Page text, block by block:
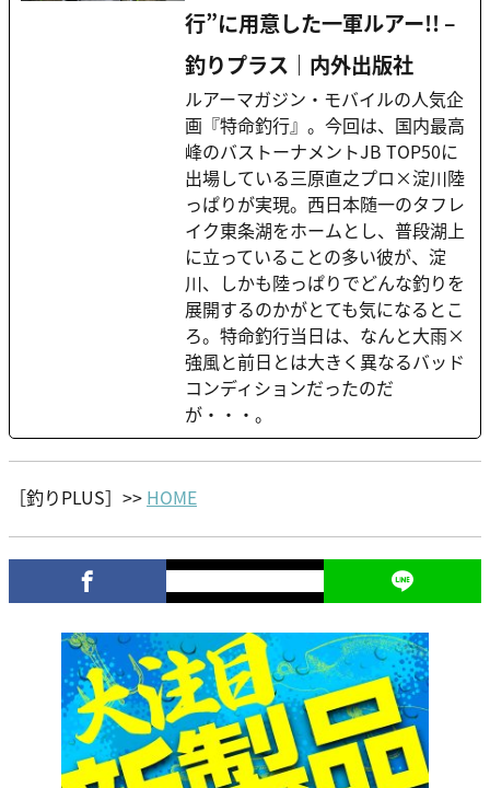
行”に用意した一軍ルアー!! –
釣りプラス｜内外出版社
ルアーマガジン・モバイルの人気企
画『特命釣行』。今回は、国内最高
峰のバストーナメントJB TOP50に
出場している三原直之プロ×淀川陸
っぱりが実現。西日本随一のタフレ
イク東条湖をホームとし、普段湖上
に立っていることの多い彼が、淀
川、しかも陸っぱりでどんな釣りを
展開するのかがとても気になるとこ
ろ。特命釣行当日は、なんと大雨×
強風と前日とは大きく異なるバッド
コンディションだったのだ
が・・・。
［釣りPLUS］>> HOME